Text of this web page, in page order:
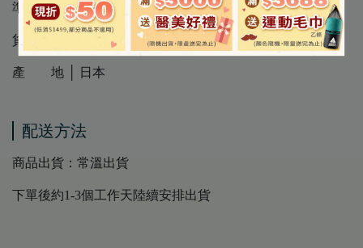
準 )
貨 源 │ 公司貨
產 地 │ 日本
配送方法
商品出貨：常溫出貨
下單後約1-3個工作天陸續安排出貨